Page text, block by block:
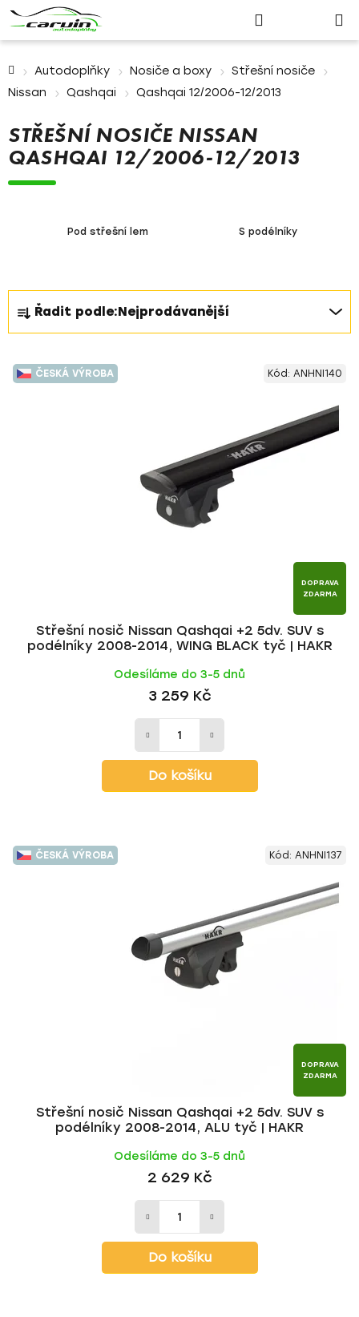
Přihlášení
košík
Autodoplňky Nosiče a boxy
Střešní nosiče
Nissan
Qashqai Qashqai 12/2006-12/2013
STŘEŠNÍ NOSIČE NISSAN
QASHQAI 12/2006-12/2013
Pod střešní lem S podélníky
Ř
a
z
e
n
Řadit podle:Nejprodávanější
V
ý
ČESKÁ VÝROBA
DOPRAVA
ZDARMA
Střešní nosič Nissan Qashqai +2 5dv. SUV s
podélníky 2008-2014, WING BLACK tyč | HAKR
Odesíláme do 3-5 dnů
3 259 Kč
Do košíku
Kód: ANHNI140
ČESKÁ VÝROBA
DOPRAVA
ZDARMA
Střešní nosič Nissan Qashqai +2 5dv. SUV s
podélníky 2008-2014, ALU tyč | HAKR
Odesíláme do 3-5 dnů
2 629 Kč
Do košíku
Kód: ANHNI137